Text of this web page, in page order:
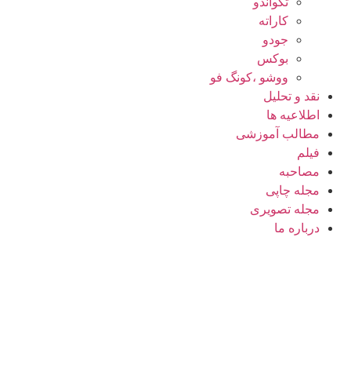
کاراته
جودو
بوکس
ووشو ،کونگ فو
نقد و تحلیل
اطلاعیه ها
مطالب آموزشی
فیلم
مصاحبه
مجله چاپی
مجله تصویری
درباره ما